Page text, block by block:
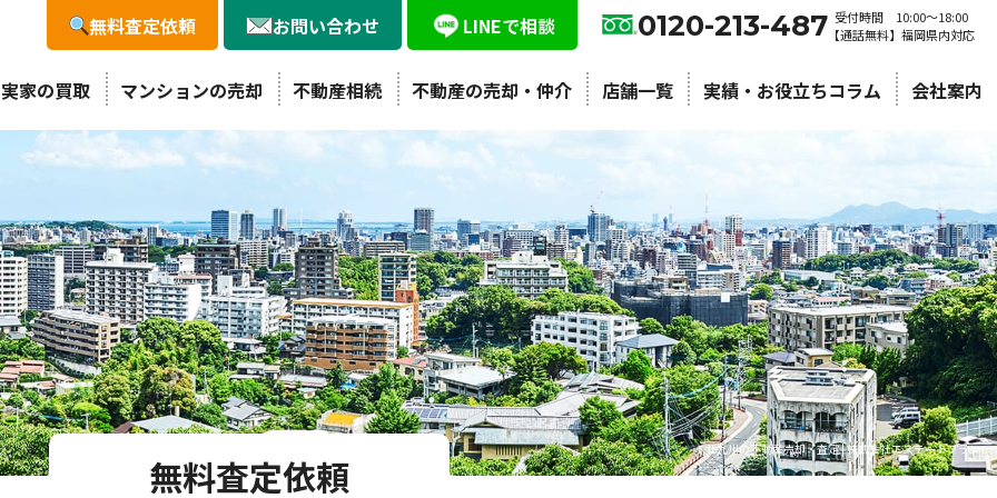
無料査定依頼 お問い合わせ LINEで相談 0120-213-487 受付時間 10:00〜18:00
【通話無料】福岡県内対応
家の買取 マンションの売却 不動産相続 不動産の売却・仲介 店舗一覧 実績・お役立ちコラム 会社案内
北九州の不動産売却・査定 | 株式会社エステートプラン
無料査定依頼